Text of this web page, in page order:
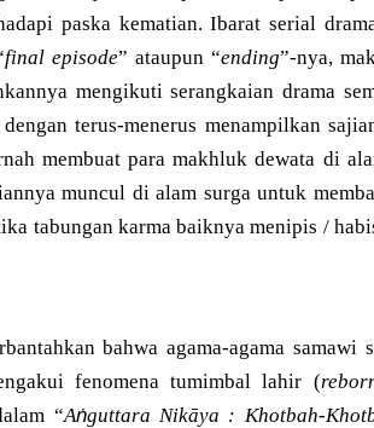
paska kematian. Ibarat serial
final episode” ataupun “ending”-nya,
mengikuti serangkaian drama
terus-menerus menampilkan
membuat para makhluk dewata di
muncul di alam surga untuk
tabungan karma baiknya menipis /
bahwa agama-agama samawi
fenomena tumimbal lahir (
“Aṅguttara Nikāya : Khotbah-